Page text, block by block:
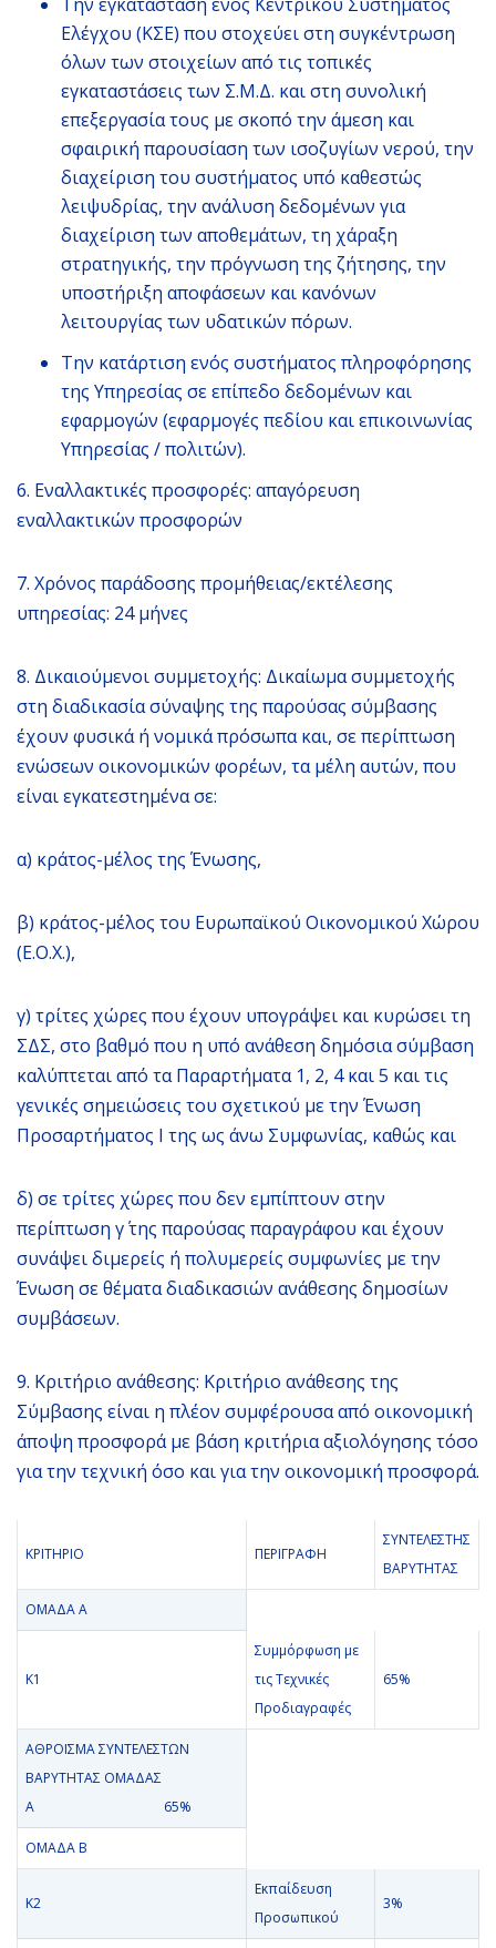
Ελέγχου (ΚΣΕ) που στοχεύει στη συγκέντρωση
όλων των στοιχείων από τις τοπικές
εγκαταστάσεις των Σ.Μ.Δ. και στη συνολική
επεξεργασία τους με σκοπό την άμεση και
σφαιρική παρουσίαση των ισοζυγίων νερού, την
διαχείριση του συστήματος υπό καθεστώς
λειψυδρίας, την ανάλυση δεδομένων για
διαχείριση των αποθεμάτων, τη χάραξη
στρατηγικής, την πρόγνωση της ζήτησης, την
υποστήριξη αποφάσεων και κανόνων
λειτουργίας των υδατικών πόρων.
Την κατάρτιση ενός συστήματος πληροφόρησης
της Υπηρεσίας σε επίπεδο δεδομένων και
εφαρμογών (εφαρμογές πεδίου και επικοινωνίας
Υπηρεσίας / πολιτών).
6. Εναλλακτικές προσφορές: απαγόρευση
εναλλακτικών προσφορών
7. Χρόνος παράδοσης προμήθειας/εκτέλεσης
υπηρεσίας: 24 μήνες
8. Δικαιούμενοι συμμετοχής: Δικαίωμα συμμετοχής
στη διαδικασία σύναψης της παρούσας σύμβασης
έχουν φυσικά ή νομικά πρόσωπα και, σε περίπτωση
ενώσεων οικονομικών φορέων, τα μέλη αυτών, που
είναι εγκατεστημένα σε:
α) κράτος-μέλος της Ένωσης,
β) κράτος-μέλος του Ευρωπαϊκού Οικονομικού Χώρου
(Ε.Ο.Χ.),
γ) τρίτες χώρες που έχουν υπογράψει και κυρώσει τη
ΣΔΣ, στο βαθμό που η υπό ανάθεση δημόσια σύμβαση
καλύπτεται από τα Παραρτήματα 1, 2, 4 και 5 και τις
γενικές σημειώσεις του σχετικού με την Ένωση
Προσαρτήματος I της ως άνω Συμφωνίας, καθώς και
δ) σε τρίτες χώρες που δεν εμπίπτουν στην
περίπτωση γ΄ της παρούσας παραγράφου και έχουν
συνάψει διμερείς ή πολυμερείς συμφωνίες με την
Ένωση σε θέματα διαδικασιών ανάθεσης δημοσίων
συμβάσεων.
9. Κριτήριο ανάθεσης: Κριτήριο ανάθεσης της
Σύμβασης είναι η πλέον συμφέρουσα από οικονομική
άποψη προσφορά με βάση κριτήρια αξιολόγησης τόσο
για την τεχνική όσο και για την οικονομική προσφορά.
ΚΡΙΤΗΡΙΟ ΠΕΡΙΓΡΑΦΗ
ΣΥΝΤΕΛΕΣΤΗΣ
ΒΑΡΥΤΗΤΑΣ
ΟΜΑΔΑ Α
Κ1
Συμμόρφωση με
τις Τεχνικές
Προδιαγραφές
65%
ΑΘΡΟΙΣΜΑ ΣΥΝΤΕΛΕΣΤΩΝ
ΒΑΡΥΤΗΤΑΣ ΟΜΑΔΑΣ
Α 65%
ΟΜΑΔΑ Β
Κ2
Εκπαίδευση
Προσωπικού
3%